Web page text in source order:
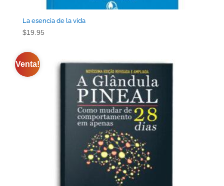
La esencia de la vida
$19.95
Venta!